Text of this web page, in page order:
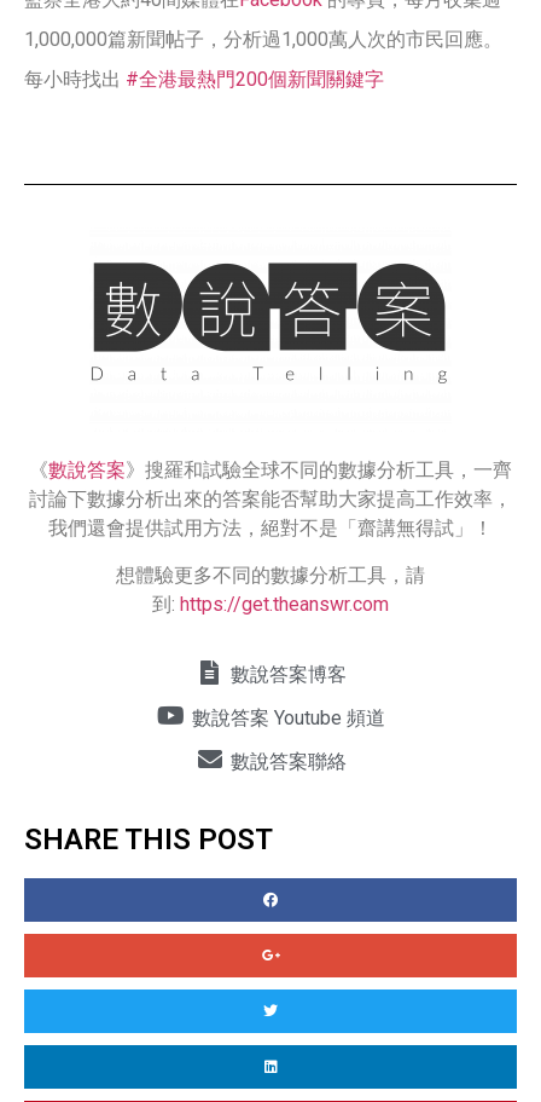
1,000,000篇新聞帖子，分析過1,000萬人次的市民回應。
每小時找出 #全港最熱門200個新聞關鍵字
《數說答案》搜羅和試驗全球不同的數據分析工具，一齊
討論下數據分析出來的答案能否幫助大家提高工作效率，
我們還會提供試用方法，絕對不是「齋講無得試」！
想體驗更多不同的數據分析工具，請
到: https://get.theanswr.com
數說答案博客
數說答案 Youtube 頻道
數說答案聯絡
SHARE THIS POST